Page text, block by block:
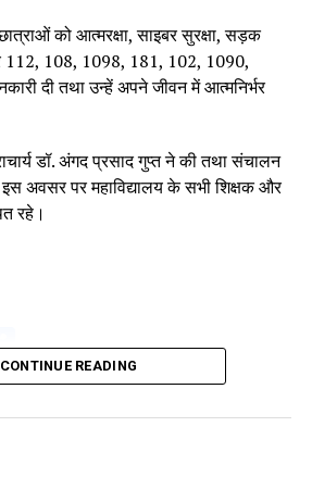
को आत्मरक्षा, साइबर सुरक्षा, सड़क
112, 108, 1098, 181, 102, 1090,
दी तथा उन्हें अपने जीवन में आत्मनिर्भर
डॉ. अंगद प्रसाद गुप्त ने की तथा संचालन
अवसर पर महाविद्यालय के सभी शिक्षक और
रहे।
Share
CONTINUE READING